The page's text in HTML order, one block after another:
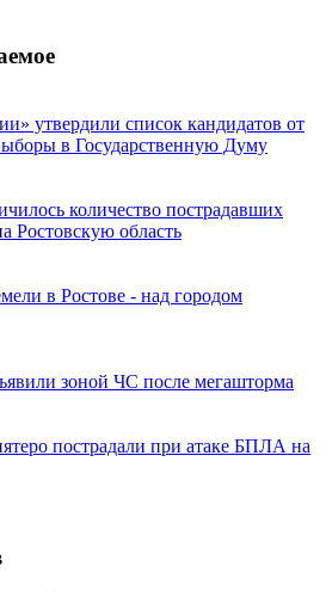
утвердили список кандидатов от
в Государственную Думу
количество пострадавших
Ростовскую область
в Ростове - над городом
зоной ЧС после мегашторма
пострадали при атаке БПЛА на